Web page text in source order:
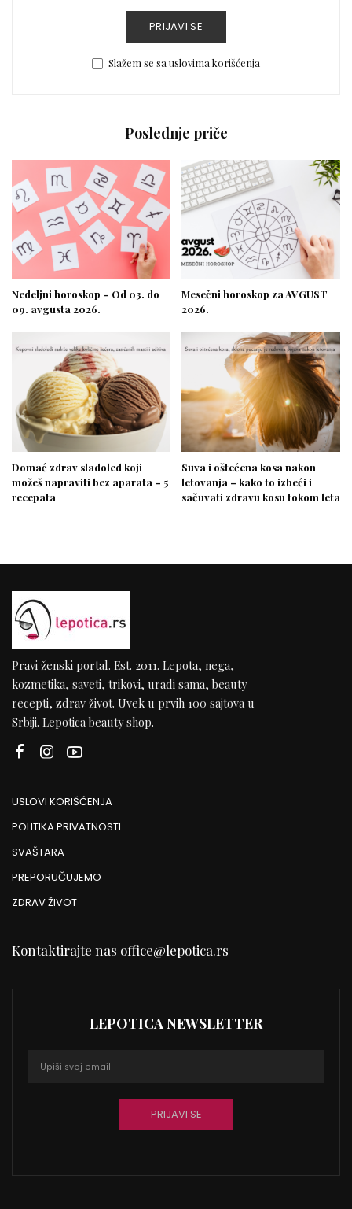
PRIJAVI SE
Slažem se sa uslovima korišćenja
Poslednje priče
Nedeljni horoskop – Od 03. do
09. avgusta 2026.
Mesečni horoskop za AVGUST
2026.
Domać zdrav sladoled koji
možeš napraviti bez aparata – 5
recepata
Suva i oštećena kosa nakon
letovanja – kako to izbeći i
sačuvati zdravu kosu tokom leta
Pravi ženski portal. Est. 2011. Lepota, nega,
kozmetika, saveti, trikovi, uradi sama, beauty
recepti, zdrav život. Uvek u prvih 100 sajtova u
Srbiji. Lepotica beauty shop.
USLOVI KORIŠĆENJA
POLITIKA PRIVATNOSTI
SVAŠTARA
PREPORUČUJEMO
ZDRAV ŽIVOT
Kontaktirajte nas office@lepotica.rs
LEPOTICA NEWSLETTER